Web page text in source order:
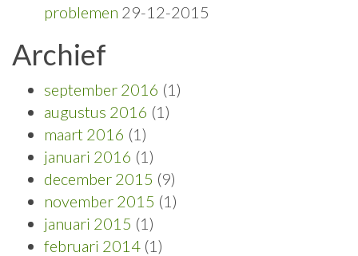
problemen 29-12-2015
Archief
september 2016 (1)
augustus 2016 (1)
maart 2016 (1)
januari 2016 (1)
december 2015 (9)
november 2015 (1)
januari 2015 (1)
februari 2014 (1)